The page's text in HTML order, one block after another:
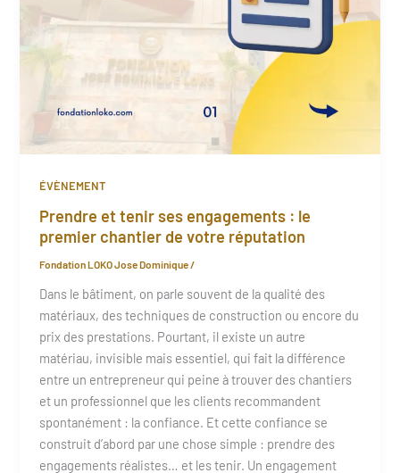
ÉVÈNEMENT
Prendre et tenir ses engagements : le
premier chantier de votre réputation
Fondation LOKO Jose Dominique/
Dans le bâtiment, on parle souvent de la qualité des
matériaux, des techniques de construction ou encore du
prix des prestations. Pourtant, il existe un autre
matériau, invisible mais essentiel, qui fait la différence
entre un entrepreneur qui peine à trouver des chantiers
et un professionnel que les clients recommandent
spontanément : la confiance. Et cette confiance se
construit d’abord par une chose simple : prendre des
engagements réalistes… et les tenir. Un engagement